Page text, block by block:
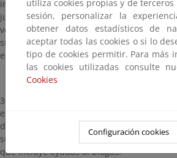
industria agroalimentaria o plantas de
junto con medidas para promover el
vehículos, en usos térmicos, en la
sustitución en general del gas de
económicamente viable.
3.
Instrumentos económicos.
existentes para financiar la innovación y
del biogás y aprovechar el impulso
sector el Plan Recuperación,
que incluye ayudas al biogás.
utiliza cookies propias y de
sesión, personalizar la
obtener datos estadísticos de
aceptar todas las cookies o si lo
tipo de cookies permitir. Para más
las cookies utilizadas consulte
Cookies
Configuración cookies